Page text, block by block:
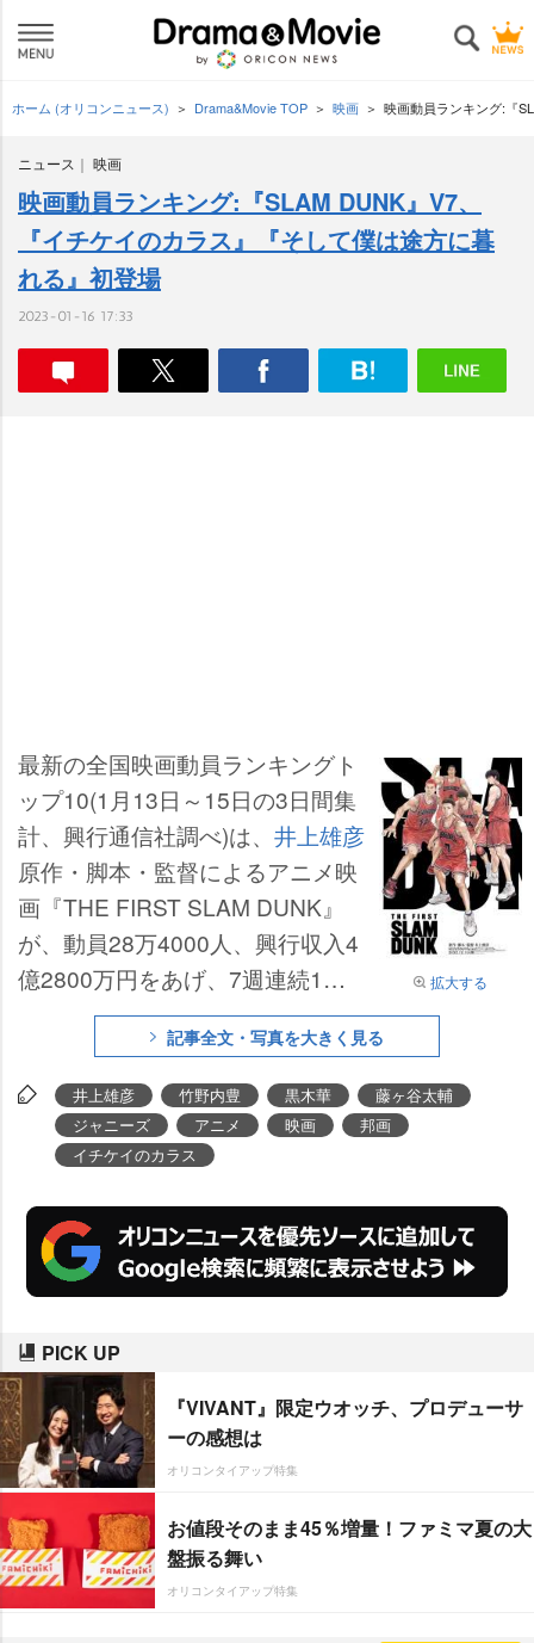
ホーム (オリコンニュース) Drama&Movie TOP 映画 映画動員ランキング:『
ニュース 映画
映画動員ランキング:『SLAM DUNK』V7、
『イチケイのカラス』『そして僕は途方に暮
れる』初登場
2023-01-16 17:33
拡大する
最新の全国映画動員ランキングト
ップ10(1月13日～15日の3日間集
計、興行通信社調べ)は、 井上雄彦
原作・脚本・監督によるアニメ映
画『THE FIRST SLAM DUNK』
が、動員28万4000人、興行収入4
億2800万円をあげ、7週連続1位
となった。公開44日間の累計成績
は、動員567万人、興収82億7500
万円を突破した。
記事全文・写真を大きく見る
井上雄彦 竹野内豊 黒木華
藤ヶ谷太輔
ジャニーズ
アニメ 映画
邦画
イチケイのカラス
PICK UP
『VIVANT』限定ウオッチ、プロデューサ
ーの感想は
オリコンタイアップ特集
お値段そのまま45％増量！ファミマ夏の大
盤振る舞い
オリコンタイアップ特集